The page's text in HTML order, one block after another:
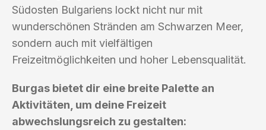
Südosten Bulgariens lockt nicht nur mit
wunderschönen Stränden am Schwarzen Meer,
sondern auch mit vielfältigen
Freizeitmöglichkeiten und hoher Lebensqualität.
Burgas bietet dir eine breite Palette an
Aktivitäten, um deine Freizeit
abwechslungsreich zu gestalten: